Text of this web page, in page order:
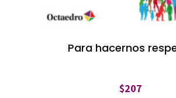
Para hacernos
$207